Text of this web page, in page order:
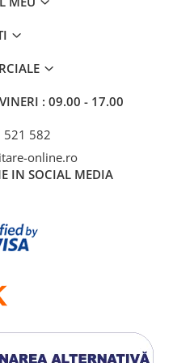
trafic intens
: 09.00 - 17.00
521 582
online.ro
IN SOCIAL MEDIA